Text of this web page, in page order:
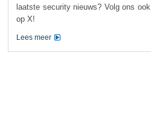
laatste security nieuws? Volg ons ook
op X!
Lees meer